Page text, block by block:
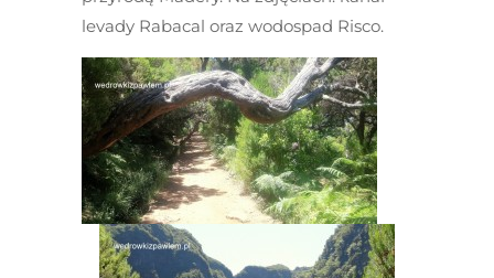
levady Rabacal oraz wodospad Risco.